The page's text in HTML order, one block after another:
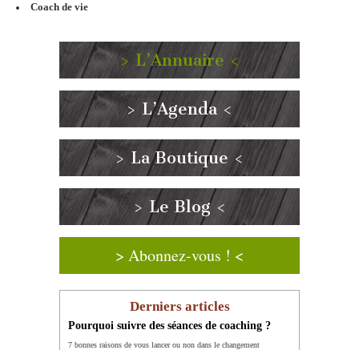
Coach de vie
> L’Annuaire <
> L’Agenda <
> La Boutique <
> Le Blog <
> Abonnez-vous ! <
Derniers articles
Pourquoi suivre des séances de coaching ?
7 bonnes raisons de vous lancer ou non dans le changement